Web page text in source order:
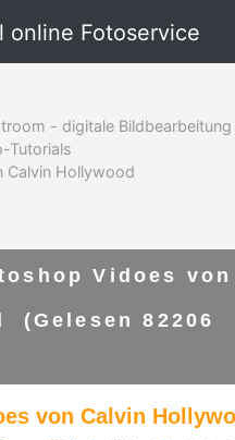
- digitale Bildbearbeitung
Tutorials
Calvin Hollywood
Vidoes von
(Gelesen 82206
von Calvin